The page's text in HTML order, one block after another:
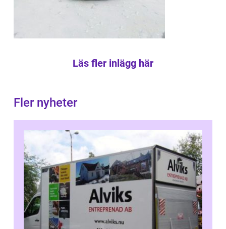
Läs fler inlägg här
Fler nyheter